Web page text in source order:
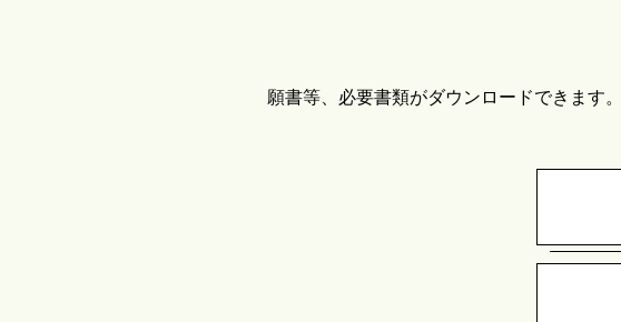
願書等、必要書類がダウンロードできます。